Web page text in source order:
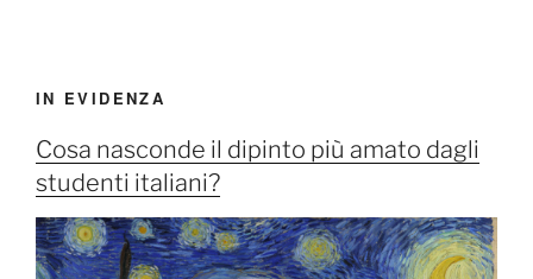
IN EVIDENZA
Cosa nasconde il dipinto più amato dagli
studenti italiani?